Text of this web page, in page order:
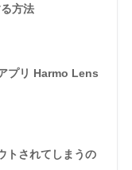
方法
プリ Harmo Lens
トされてしまうの